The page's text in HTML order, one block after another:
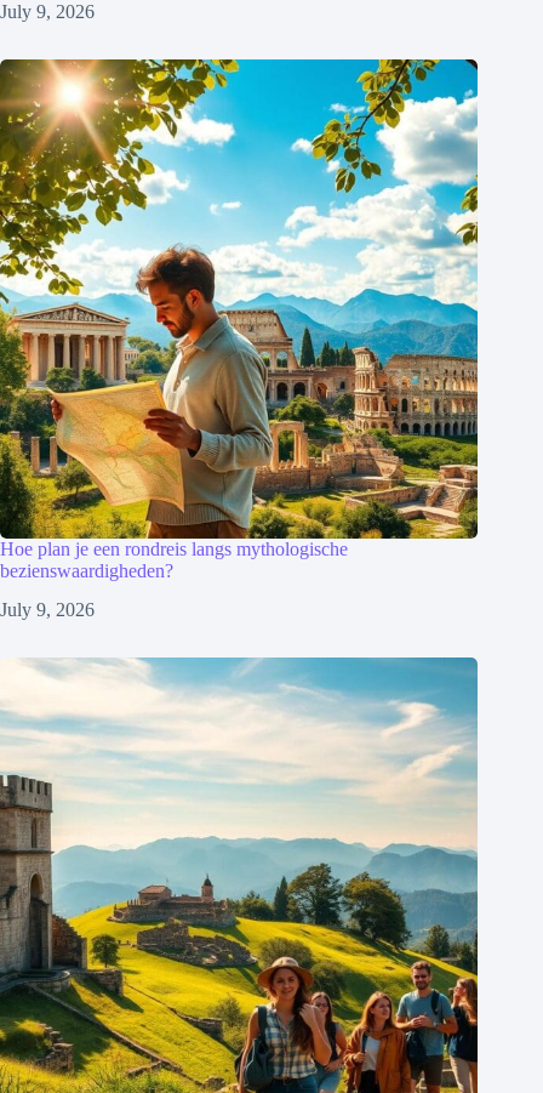
July 9, 2026
Hoe plan je een rondreis langs mythologische
bezienswaardigheden?
July 9, 2026